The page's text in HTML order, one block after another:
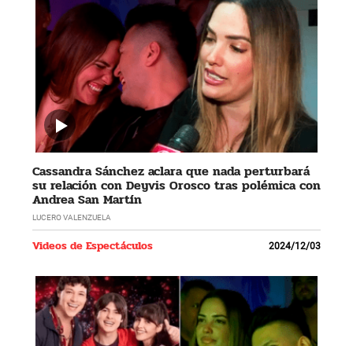
Cassandra Sánchez aclara que nada perturbará
su relación con Deyvis Orosco tras polémica con
Andrea San Martín
LUCERO VALENZUELA
Videos de Espectáculos 2024/12/03